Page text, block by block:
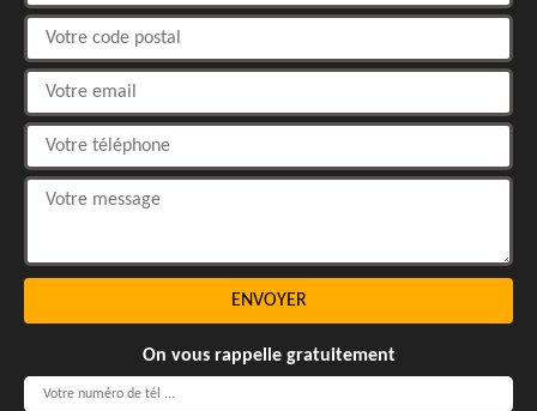
On vous rappelle gratuitement